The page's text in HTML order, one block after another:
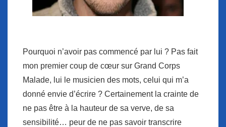
Pourquoi n’avoir pas commencé par lui ? Pas fait
mon premier coup de cœur sur Grand Corps
Malade, lui le musicien des mots, celui qui m’a
donné envie d’écrire ? Certainement la crainte de
ne pas être à la hauteur de sa verve, de sa
sensibilité… peur de ne pas savoir transcrire